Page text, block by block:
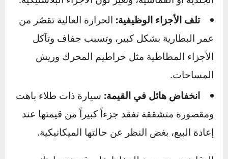
بفقدان لمعانه، ثم يبهت لونه، وفي النهاية قد
يتشقق ويتقشر، خاصة على السقف وغطاء
المحرك. هنا قد تضطر للبحث عن طرق احترافية
تلميع طلاء السيارةلمحاولة استعادة رونقها.
هو العلامة الأكثر وضوحاً، يليه بهتان وتصلب المقاعد
الجلدية أو القماشية، وتغير لون الأجزاء البلاستيكية.